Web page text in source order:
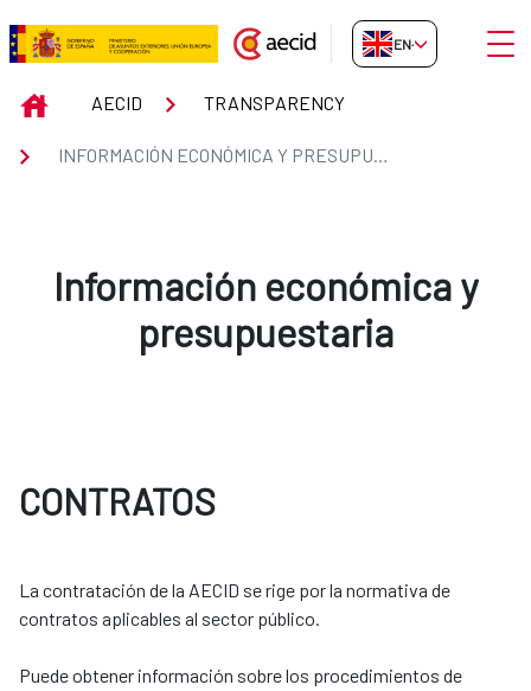
Skip to Main Content
Información económica y
EN-GB
INICIOAECID TRANSPARENCY
INFORMACIÓN ECONÓMICA Y PRESUPUESTARIA
Información económica y
presupuestaria
CONTRATOS
La contratación de la AECID se rige por la normativa de
contratos aplicables al sector público.
Puede obtener información sobre los procedimientos de